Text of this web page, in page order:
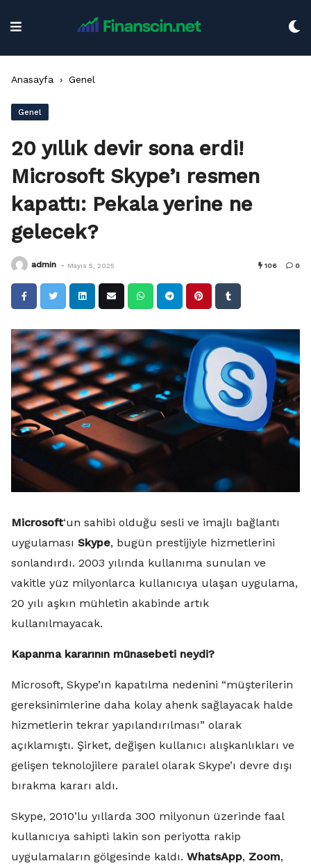
Anasayfa › Genel
Genel
20 yıllık devir sona erdi!
Microsoft Skype’ı resmen
kapattı: Pekala yerine ne
gelecek?
admin - Mayıs 5, 2025 106 0
Microsoft‘un sahibi olduğu sesli ve imajlı bağlantı
uygulaması Skype, bugün prestijiyle hizmetlerini
sonlandırdı. 2003 yılında kullanıma sunulan ve
vakitle yüz milyonlarca kullanıcıya ulaşan uygulama,
20 yılı aşkın mühletin akabinde artık
kullanılmayacak.
Kapanma kararının münasebeti neydi?
Microsoft, Skype’ın kapatılma nedenini “müşterilerin
gereksinimlerine daha kolay ahenk sağlayacak halde
hizmetlerin tekrar yapılandırılması” olarak
açıklamıştı. Şirket, değişen kullanıcı alışkanlıkları ve
gelişen teknolojilere paralel olarak Skype’ı devre dışı
bırakma kararı aldı.
Skype, 2010’lu yıllarda 300 milyonun üzerinde faal
kullanıcıya sahipti lakin son periyotta rakip
uygulamaların gölgesinde kaldı. WhatsApp, Zoom,